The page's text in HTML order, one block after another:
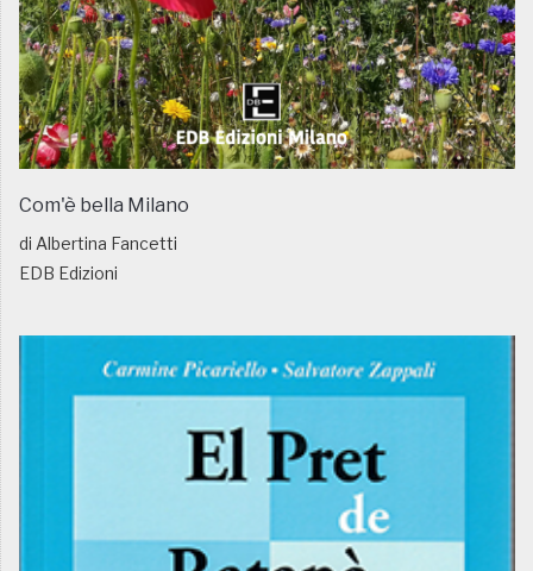
Com'è bella Milano
di Albertina Fancetti
EDB Edizioni